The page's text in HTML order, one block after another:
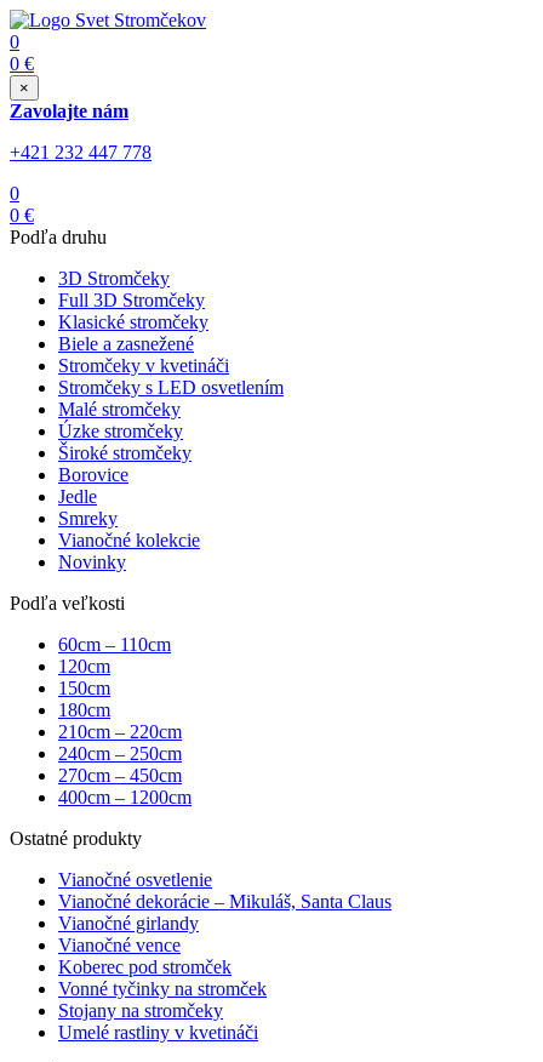
0
0 €
×
Zavolajte nám
+421 232 447 778
0
0 €
Podľa druhu
3D Stromčeky
Full 3D Stromčeky
Klasické stromčeky
Biele a zasnežené
Stromčeky v kvetináči
Stromčeky s LED osvetlením
Malé stromčeky
Úzke stromčeky
Široké stromčeky
Borovice
Jedle
Smreky
Vianočné kolekcie
Novinky
Podľa veľkosti
60cm – 110cm
120cm
150cm
180cm
210cm – 220cm
240cm – 250cm
270cm – 450cm
400cm – 1200cm
Ostatné produkty
Vianočné osvetlenie
Vianočné dekorácie – Mikuláš, Santa Claus
Vianočné girlandy
Vianočné vence
Koberec pod stromček
Vonné tyčinky na stromček
Stojany na stromčeky
Umelé rastliny v kvetináči